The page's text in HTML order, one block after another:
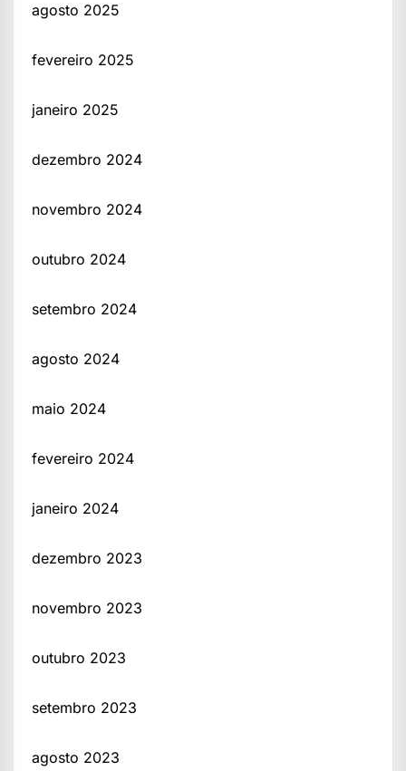
agosto 2025
fevereiro 2025
janeiro 2025
dezembro 2024
novembro 2024
outubro 2024
setembro 2024
agosto 2024
maio 2024
fevereiro 2024
janeiro 2024
dezembro 2023
novembro 2023
outubro 2023
setembro 2023
agosto 2023